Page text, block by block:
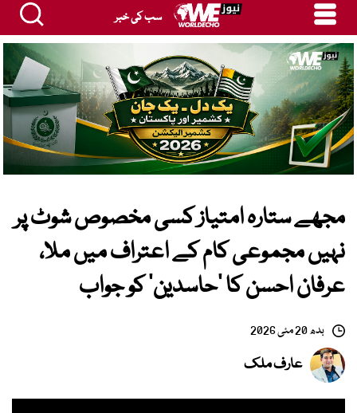
سب کی خبر
مجھے ستارہ امتیاز کسی مخصوص شوٹ پر
نہیں مجموعی کام کے اعتراف میں ملا،
عرفان احسن کا ’حاسدین‘ کو جواب
بدھ 20 مئی 2026
عارف ملک